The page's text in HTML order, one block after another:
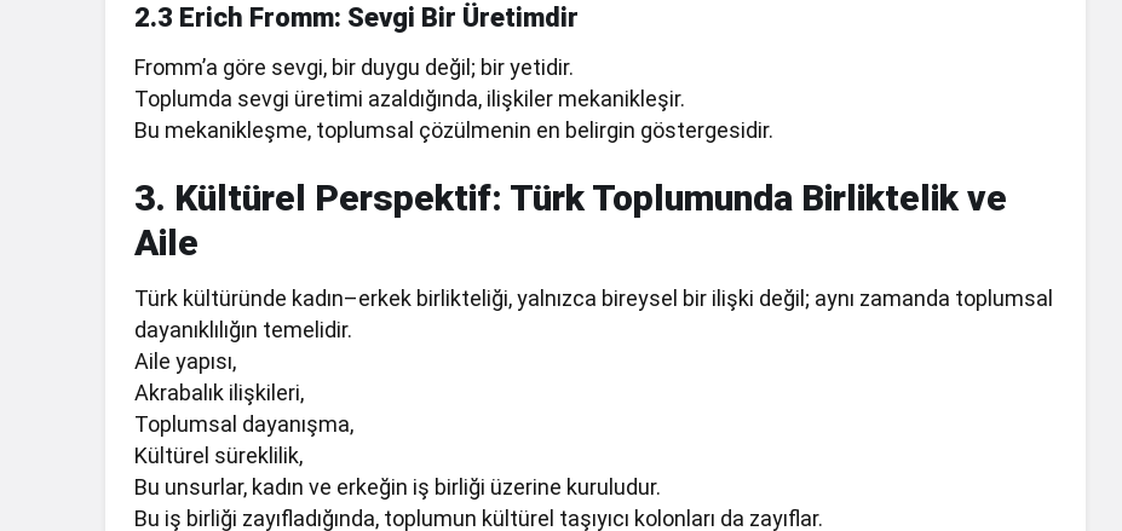
2.3 Erich Fromm: Sevgi Bir Üretimdir
Fromm’a göre sevgi, bir duygu değil; bir yetidir.
Toplumda sevgi üretimi azaldığında, ilişkiler mekanikleşir.
Bu mekanikleşme, toplumsal çözülmenin en belirgin göstergesidir.
3. Kültürel Perspektif: Türk Toplumunda Birliktelik ve
Aile
Türk kültüründe kadın–erkek birlikteliği, yalnızca bireysel bir ilişki değil; aynı zamanda toplumsal
dayanıklılığın temelidir.
Aile yapısı,
Akrabalık ilişkileri,
Toplumsal dayanışma,
Kültürel süreklilik,
Bu unsurlar, kadın ve erkeğin iş birliği üzerine kuruludur.
Bu iş birliği zayıfladığında, toplumun kültürel taşıyıcı kolonları da zayıflar.